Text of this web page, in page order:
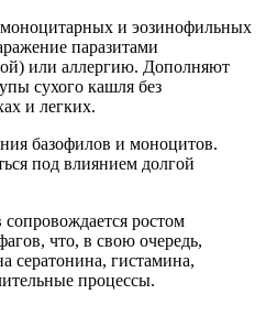
и эозинофильных
паразитами
или аллергию. Дополняют
сухого кашля без
и легких.
базофилов и моноцитов.
под влиянием долгой
ростом
что, в свою очередь,
сератонина, гистамина,
процессы.